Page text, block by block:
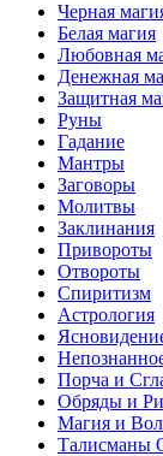
Черная
Белая магия
Любовная
Денежная
Защитная
Руны
Гадание
Мантры
Заговоры
Молитвы
Заклинания
Привороты
Отвороты
Спиритизм
Астрология
Порча и
Обряды и
Магия и
Талисманы